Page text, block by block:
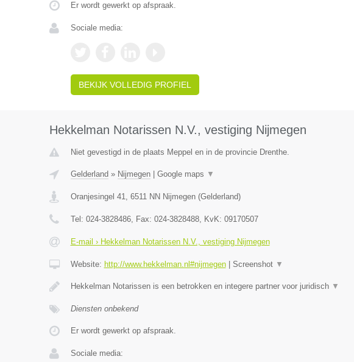
Er wordt gewerkt op afspraak.
Sociale media:
BEKIJK VOLLEDIG PROFIEL
Hekkelman Notarissen N.V., vestiging Nijmegen
Niet gevestigd in de plaats Meppel en in de provincie Drenthe.
Gelderland » Nijmegen| Google maps ▼
Oranjesingel 41, 6511 NN Nijmegen(Gelderland)
Tel: 024-3828486, Fax: 024-3828488, KvK: 09170507
E-mail › Hekkelman Notarissen N.V., vestiging Nijmegen
Website: http://www.hekkelman.nl#nijmegen| Screenshot ▼
Hekkelman Notarissen is een betrokken en integere partner voor juridisch ▼
Diensten onbekend
Er wordt gewerkt op afspraak.
Sociale media: